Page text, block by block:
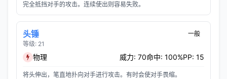
完全抵挡对手的攻击。连续使出则容易失败。
头锤
等级: 21
一般
物理 威力: 70命中: 100%PP: 15
将头伸出，笔直地扑向对手进行攻击。有时会使对手畏缩。